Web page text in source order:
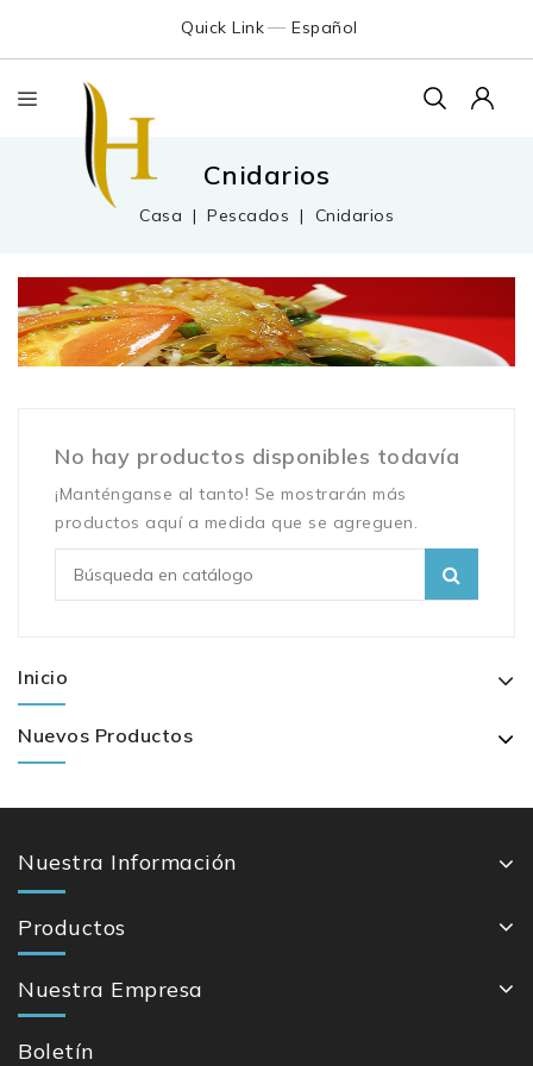
Español
Quick Link
Cnidarios
Casa Pescados Cnidarios
No hay productos disponibles todavía
¡Manténganse al tanto! Se mostrarán más
productos aquí a medida que se agreguen.
Inicio
Nuevos Productos
Nuestra Información
Productos
Nuestra Empresa
Boletín